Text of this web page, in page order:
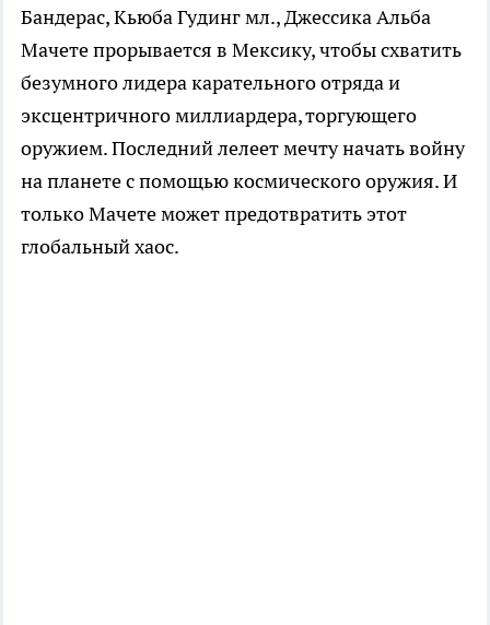
Бандерас, Кьюба Гудинг мл., Джессика Альба
Мачете прорывается в Мексику, чтобы схватить
безумного лидера карательного отряда и
эксцентричного миллиардера, торгующего
оружием. Последний лелеет мечту начать войну
на планете с помощью космического оружия. И
только Мачете может предотвратить этот
глобальный хаос.